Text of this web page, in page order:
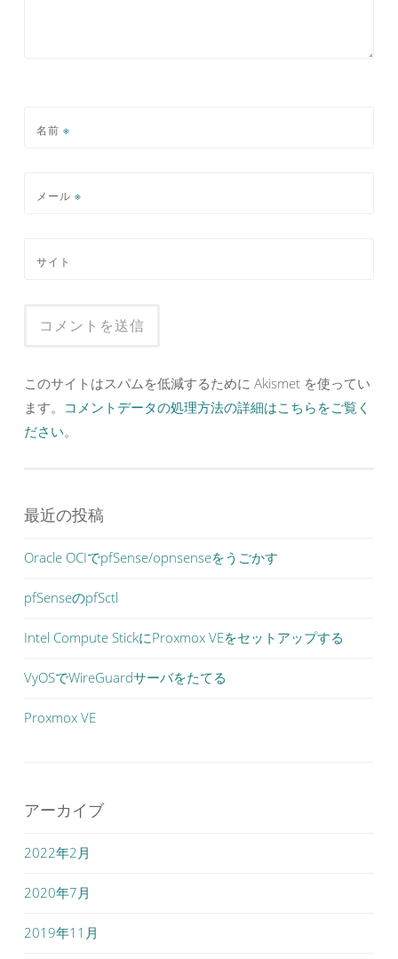
名前 ※
メール ※
サイト
このサイトはスパムを低減するために Akismet を使ってい
ます。 コメントデータの処理方法の詳細はこちらをご覧く
ださい。
最近の投稿
Oracle OCIでpfSense/opnsenseをうごかす
pfSenseのpfSctl
Intel Compute StickにProxmox VEをセットアップする
VyOSでWireGuardサーバをたてる
Proxmox VE
アーカイブ
2022年2月
2020年7月
2019年11月